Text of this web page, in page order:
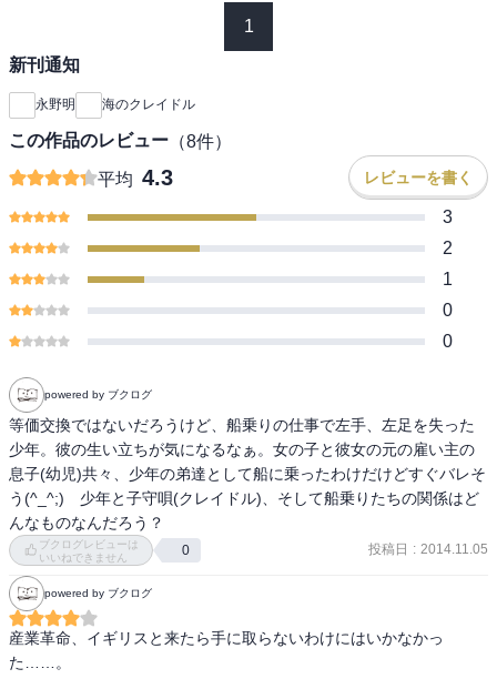
1
新刊通知
永野明 海のクレイドル
この作品のレビュー （8件）
平均 4.3 レビューを書く
3
2
1
0
0
powered by ブクログ
等価交換ではないだろうけど、船乗りの仕事で左手、左足を失った
少年。彼の生い立ちが気になるなぁ。女の子と彼女の元の雇い主の
息子(幼児)共々、少年の弟達として船に乗ったわけだけどすぐバレそ
う(^_^;)　少年と子守唄(クレイドル)、そして船乗りたちの関係はど
んなものなんだろう？
ブクログレビューは
いいねできません
0 投稿日 : 2014.11.05
powered by ブクログ
産業革命、イギリスと来たら手に取らないわけにはいかなかっ
た……。